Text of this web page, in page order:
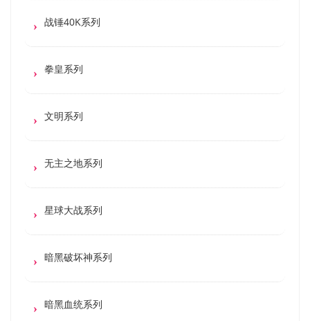
战锤40K系列
拳皇系列
文明系列
无主之地系列
星球大战系列
暗黑破坏神系列
暗黑血统系列